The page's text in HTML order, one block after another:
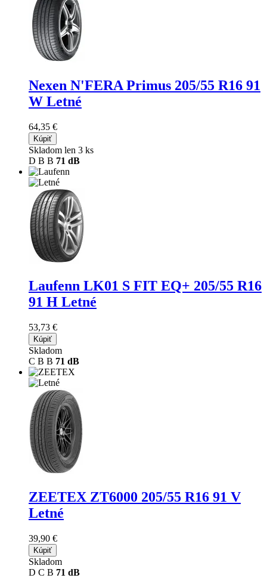
Nexen N'FERA Primus 205/55 R16 91
W Letné
64,35 €
Kúpiť
Skladom len 3 ks
D B B 71 dB
Laufenn LK01 S FIT EQ+ 205/55 R16
91 H Letné
53,73 €
Kúpiť
Skladom
C B B 71 dB
ZEETEX ZT6000 205/55 R16 91 V
Letné
39,90 €
Kúpiť
Skladom
D C B 71 dB